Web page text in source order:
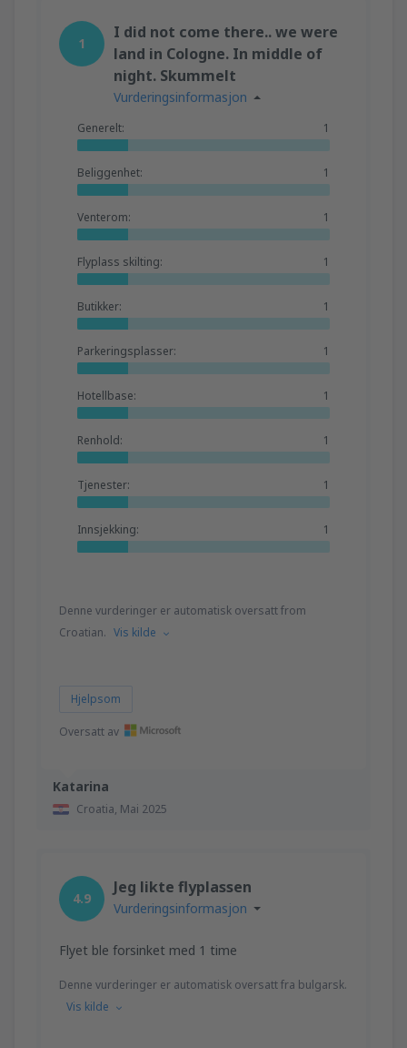
Katarina
Croatia, Mai 2025
1
I did not come there.. we were
land in Cologne. In middle of
night. Skummelt
Vurderingsinformasjon
Generelt: 1
Beliggenhet: 1
Venterom: 1
Flyplass skilting: 1
Butikker: 1
Parkeringsplasser: 1
Hotellbase: 1
Renhold: 1
Tjenester: 1
Innsjekking: 1
Denne vurderinger er automatisk oversatt from
Croatian. Vis kilde
Hjelpsom
Oversatt av
4.9
Jeg likte flyplassen
Vurderingsinformasjon
Flyet ble forsinket med 1 time
Denne vurderinger er automatisk oversatt fra bulgarsk.
Vis kilde